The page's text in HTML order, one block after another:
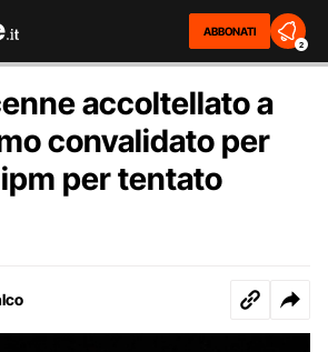
ABBONATI
2
accoltellato a
convalidato per
per tentato